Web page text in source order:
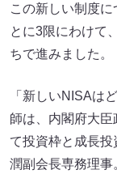
この新しい制度に
とに3限にわけて
ちで進みました。
「新しいNISAは
師は、内閣府大
て投資枠と成長
潤副会長専務理